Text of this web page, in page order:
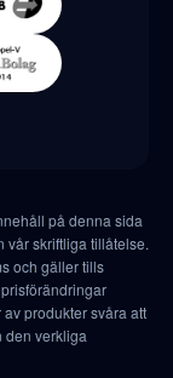
på denna sida
vår skriftliga tillåtelse.
och gäller tills
produkter svåra att
den verkliga